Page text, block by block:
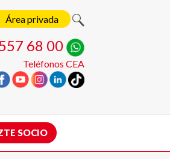
Área privada
68 00
Teléfonos CEA
SOCIO